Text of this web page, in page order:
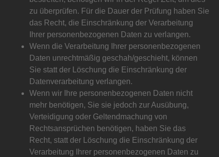
zu überprüfen. Für die Dauer der Prüfung haben Sie
das Recht, die Einschränkung der Verarbeitung
Ihrer personenbezogenen Daten zu verlangen.
Wenn die Verarbeitung Ihrer personenbezogenen
Daten unrechtmäßig geschah/geschieht, können
Sie statt der Löschung die Einschränkung der
Datenverarbeitung verlangen.
Wenn wir Ihre personenbezogenen Daten nicht
mehr benötigen, Sie sie jedoch zur Ausübung,
Verteidigung oder Geltendmachung von
Rechtsansprüchen benötigen, haben Sie das
Recht, statt der Löschung die Einschränkung der
Verarbeitung Ihrer personenbezogenen Daten zu